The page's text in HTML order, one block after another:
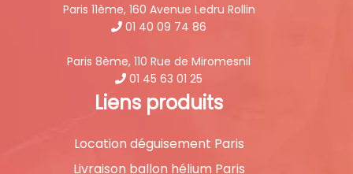
Paris 11ème, 160 Avenue Ledru Rollin
01 40 09 74 86
Paris 8ème, 110 Rue de Miromesnil
01 45 63 01 25
Liens produits
Location déguisement Paris
Livraison ballon hélium Paris